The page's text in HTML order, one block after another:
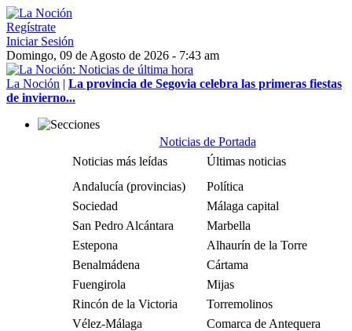
Regístrate
Iniciar Sesión
Domingo, 09 de Agosto de 2026 - 7:43 am
La Noción | La provincia de Segovia celebra las primeras fiestas
de invierno...
Noticias de Portada
Noticias más leídas
Últimas noticias
Andalucía (provincias)
Política
Sociedad
Málaga capital
San Pedro Alcántara
Marbella
Estepona
Alhaurín de la Torre
Benalmádena
Cártama
Fuengirola
Mijas
Rincón de la Victoria
Torremolinos
Vélez-Málaga
Comarca de Antequera